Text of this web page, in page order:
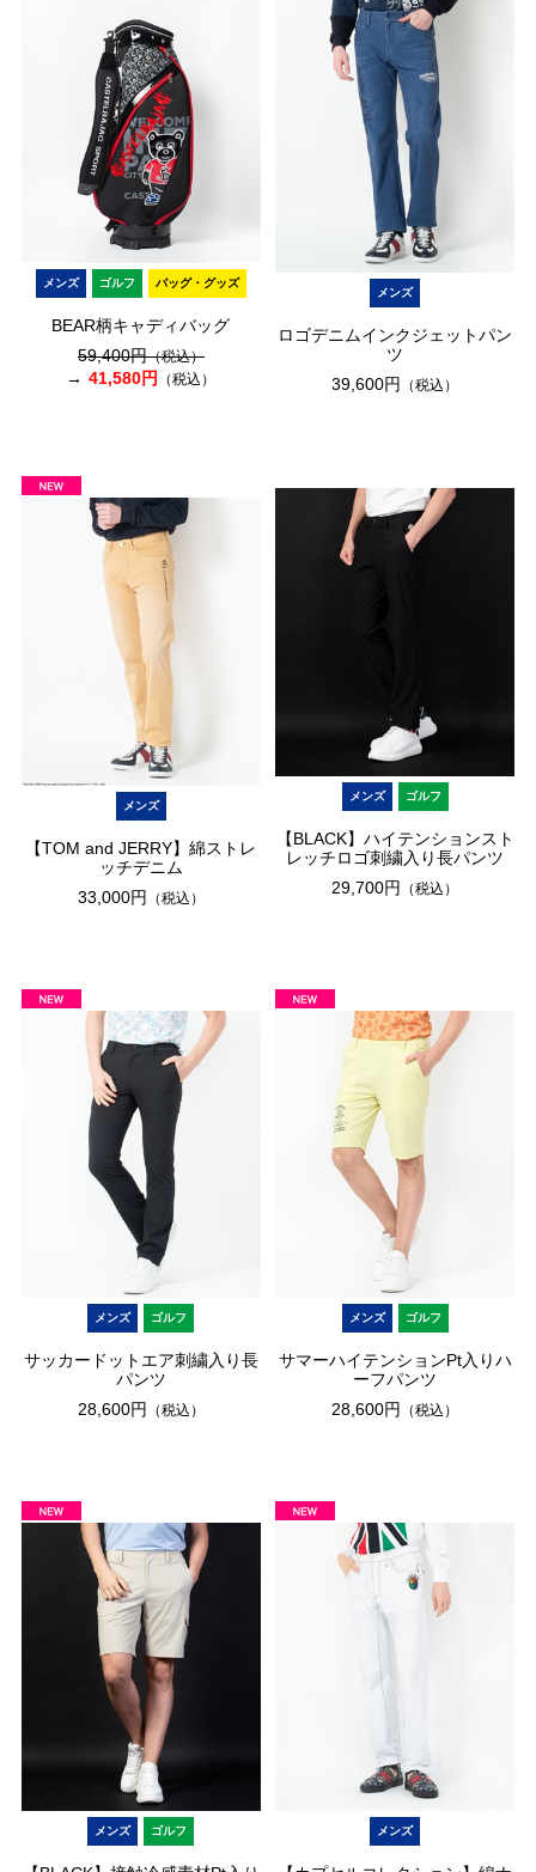
メンズ ゴルフ バッグ・グッズ
BEAR柄キャディバッグ
59,400円（税込）
41,580円 （税込）
メンズ
ロゴデニムインクジェットパン
ツ
39,600円
（税込）
メンズ
【TOM and JERRY】綿ストレ
ッチデニム
33,000円
（税込）
メンズ ゴルフ
【BLACK】ハイテンションスト
レッチロゴ刺繍入り長パンツ
29,700円
（税込）
メンズ ゴルフ
サッカードットエア刺繍入り長
パンツ
28,600円
（税込）
メンズ ゴルフ
サマーハイテンションPt入りハ
ーフパンツ
28,600円
（税込）
メンズ ゴルフ メンズ